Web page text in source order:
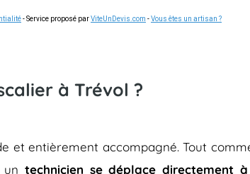
- Service proposé parViteUnDevis.com -Vous êtes un artisan ?
à Trévol ?
et entièrement accompagné. Tout
technicien se déplace directement